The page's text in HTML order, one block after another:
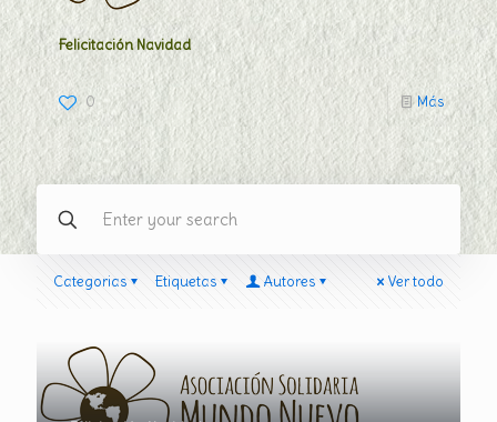
Felicitación Navidad
0 Más
Categorias Etiquetas Autores Ver todo